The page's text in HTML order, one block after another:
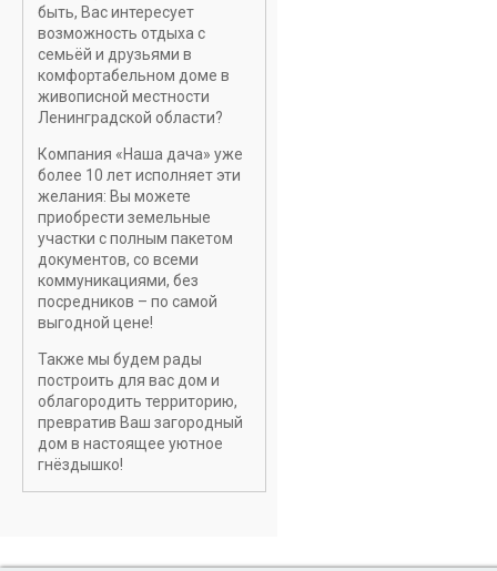
быть, Вас интересует
возможность отдыха с
семьёй и друзьями в
комфортабельном доме в
живописной местности
Ленинградской области?
Компания «Наша дача» уже
более 10 лет исполняет эти
желания: Вы можете
приобрести земельные
участки с полным пакетом
документов, со всеми
коммуникациями, без
посредников – по самой
выгодной цене!
Также мы будем рады
построить для вас дом и
облагородить территорию,
превратив Ваш загородный
дом в настоящее уютное
гнёздышко!